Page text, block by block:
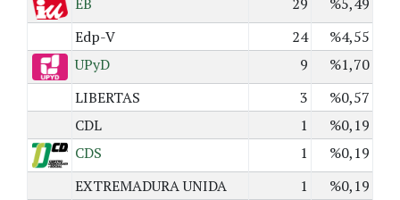
Edp-V
24
%4,55
UPyD
9
%1,70
LIBERTAS
3
%0,57
CDL
1
%0,19
CDS
1
%0,19
EXTREMADURA UNIDA
1
%0,19